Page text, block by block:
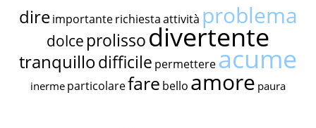
dire importante richiestaattività problema
dolce prolissodivertente
tranquillodifficile permettereacume
inerme particolarefare bello amore paura